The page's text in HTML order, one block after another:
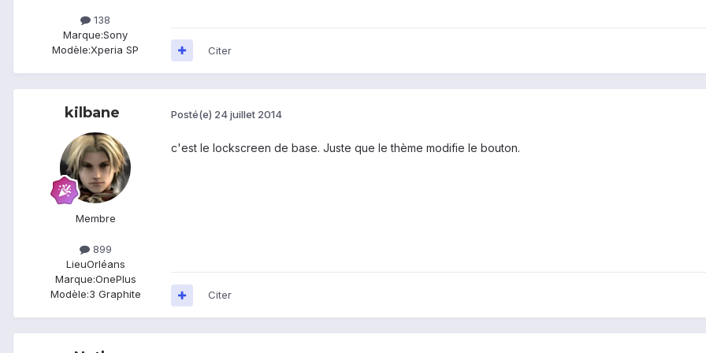
138
Marque:Sony
Modèle:Xperia SP Citer
kilbane
Membre
899
LieuOrléans
Marque:OnePlus
Modèle:3 Graphite
Posté(e) 24 juillet 2014
c'est le lockscreen de base. Juste que le thème modifie le bouton.
Citer